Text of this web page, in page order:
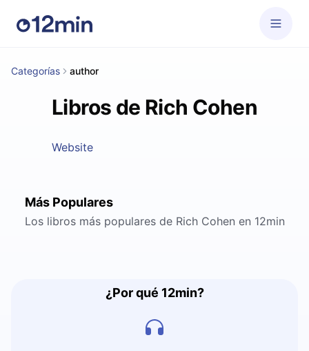
Categorías author
Libros de Rich Cohen
Website
Más Populares
Los libros más populares de Rich Cohen en 12min
¿Por qué 12min?